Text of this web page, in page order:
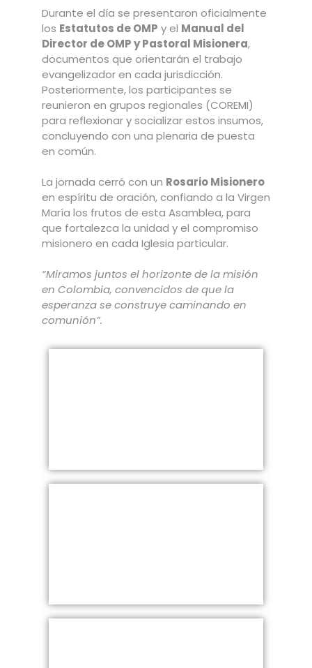
Durante el día se presentaron oficialmente
los Estatutos de OMP y el Manual del
Director de OMP y Pastoral Misionera,
documentos que orientarán el trabajo
evangelizador en cada jurisdicción.
Posteriormente, los participantes se
reunieron en grupos regionales (COREMI)
para reflexionar y socializar estos insumos,
concluyendo con una plenaria de puesta
en común.
La jornada cerró con un Rosario Misionero
en espíritu de oración, confiando a la Virgen
María los frutos de esta Asamblea, para
que fortalezca la unidad y el compromiso
misionero en cada Iglesia particular.
“Miramos juntos el horizonte de la misión
en Colombia, convencidos de que la
esperanza se construye caminando en
comunión”.